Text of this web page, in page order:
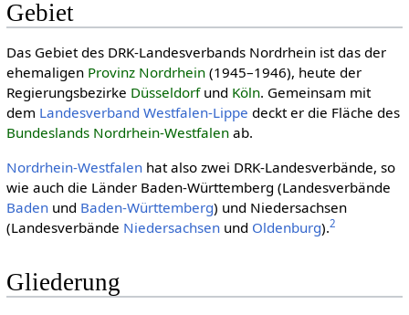
Gebiet
Das Gebiet des DRK-Landesverbands Nordrhein ist das der
ehemaligen Provinz Nordrhein(1945–1946), heute der
Regierungsbezirke Düsseldorfund Köln. Gemeinsam mit
dem Landesverband Westfalen-Lippe deckt er die Fläche des
Bundeslands Nordrhein-Westfalenab.
Nordrhein-Westfalenhat also zwei DRK-Landesverbände, so
wie auch die Länder Baden-Württemberg (Landesverbände
Badenund Baden-Württemberg) und Niedersachsen
(Landesverbände Niedersachsenund Oldenburg).2
Gliederung